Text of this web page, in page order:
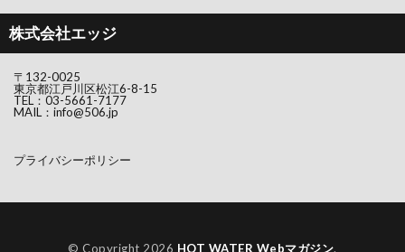
株式会社エッジ
〒132-0025
東京都江戸川区松江6-8-15
TEL： 03-5661-7177
MAIL： info@506.jp
プライバシーポリシー
© Copyright 2026 HOT WATER Webマガジン.